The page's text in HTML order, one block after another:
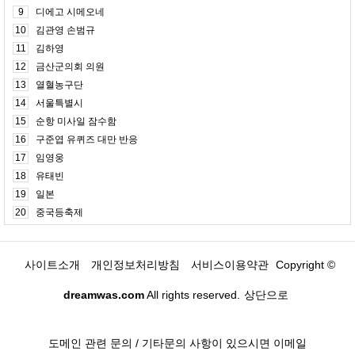
9
디에고 시메오네
10
김관영 손범규
11
김하영
12
금산군의회 의원
13
열혈농구단
14
서울특별시
15
순항 미사일 잠수함
16
구준엽 유퀴즈 대만 반응
17
임영웅
18
유태빈
19
일본
20
중국등축제
사이트소개 개인정보처리방침 서비스이용약관 Copyright ©
dreamwas.comAll rights reserved. 상단으로
도메인 관련 문의 / 기타문의 사항이 있으시면 이메일